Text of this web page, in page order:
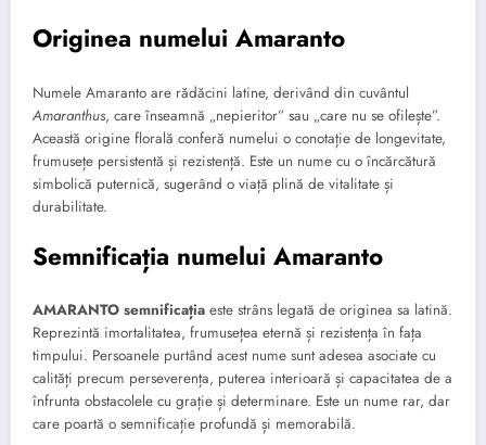
Originea numelui Amaranto
Numele Amaranto are rădăcini latine, derivând din cuvântul
Amaranthus, care înseamnă „nepieritor” sau „care nu se ofilește”.
Această origine florală conferă numelui o conotație de longevitate,
frumusețe persistentă și rezistență. Este un nume cu o încărcătură
simbolică puternică, sugerând o viață plină de vitalitate și
durabilitate.
Semnificația numelui Amaranto
AMARANTO semnificația este strâns legată de originea sa latină.
Reprezintă imortalitatea, frumusețea eternă și rezistența în fața
timpului. Persoanele purtând acest nume sunt adesea asociate cu
calități precum perseverența, puterea interioară și capacitatea de a
înfrunta obstacolele cu grație și determinare. Este un nume rar, dar
care poartă o semnificație profundă și memorabilă.